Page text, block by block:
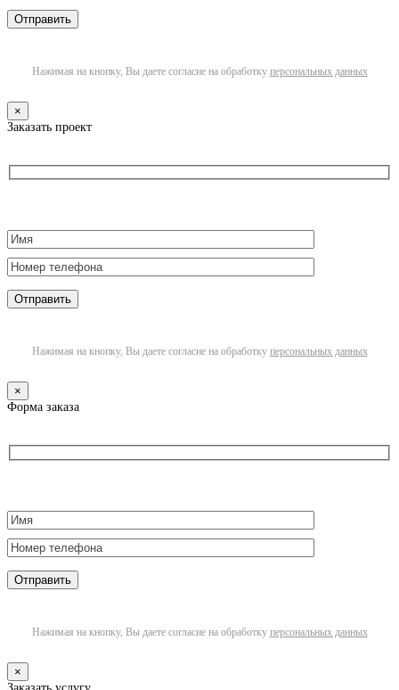
Нажимая на кнопку, Вы даете согласие на обработку персональных данных
×
Заказать проект
Нажимая на кнопку, Вы даете согласие на обработку персональных данных
×
Форма заказа
Нажимая на кнопку, Вы даете согласие на обработку персональных данных
×